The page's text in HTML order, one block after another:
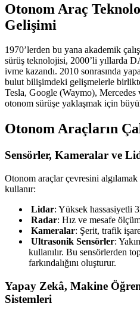
Otonom Araç
Gelişimi
1970’lerden bu yana akademik
sürüş teknolojisi, 2000’li yıllarda
ivme kazandı. 2010 sonrasında
bulut bilişimdeki gelişmelerle
Tesla, Google (Waymo),
otonom sürüşe yaklaşmak için
Otonom Araçların
Sensörler, Kameralar ve
Otonom araçlar çevresini
kullanır:
Lidar: Yüksek hassasiyetli
Radar: Hız ve mesafe
Kameralar: Şerit, trafik
Ultrasonik Sensörler:
kullanılır. Bu sensörlerden
farkındalığını oluşturur.
Yapay Zekâ, Makine
Sistemleri